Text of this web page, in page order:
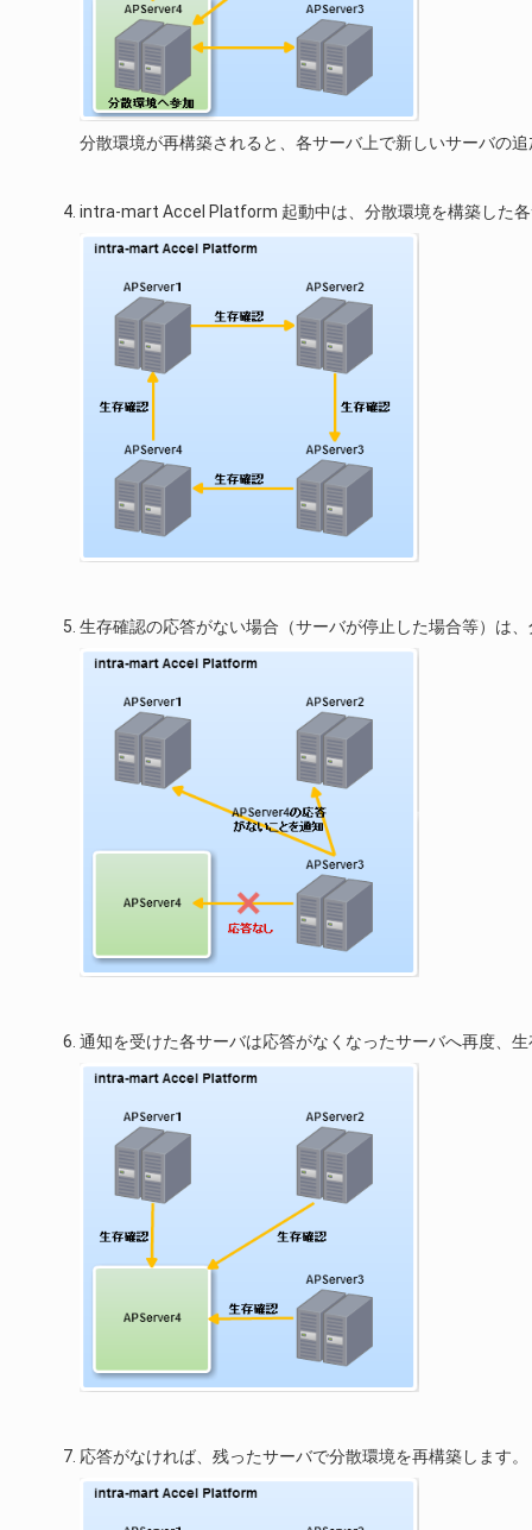
分散環境が再構築されると、各サーバ上で新しいサーバの
intra-mart Accel Platform 起動中は、分散環境を構築した
生存確認の応答がない場合（サーバが停止した場合等）は
通知を受けた各サーバは応答がなくなったサーバへ再度、
応答がなければ、残ったサーバで分散環境を再構築します。